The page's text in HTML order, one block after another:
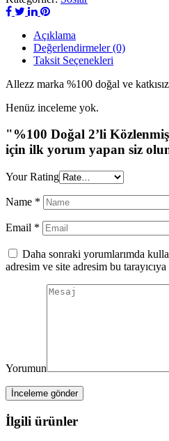
Açıklama
Değerlendirmeler (0)
Taksit Seçenekleri
Allezz marka %100 doğal ve
Henüz inceleme yok.
"%100 Doğal 2’li
için ilk yorum yapan siz
Your Rating
Name *
Email *
Daha sonraki yorumlarımda
adresim ve site adresim bu
Yorumun
İlgili ürünler